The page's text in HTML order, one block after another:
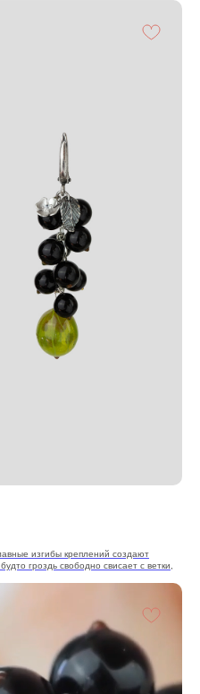
изгибы креплений создают
гроздь свободно свисает с ветки,